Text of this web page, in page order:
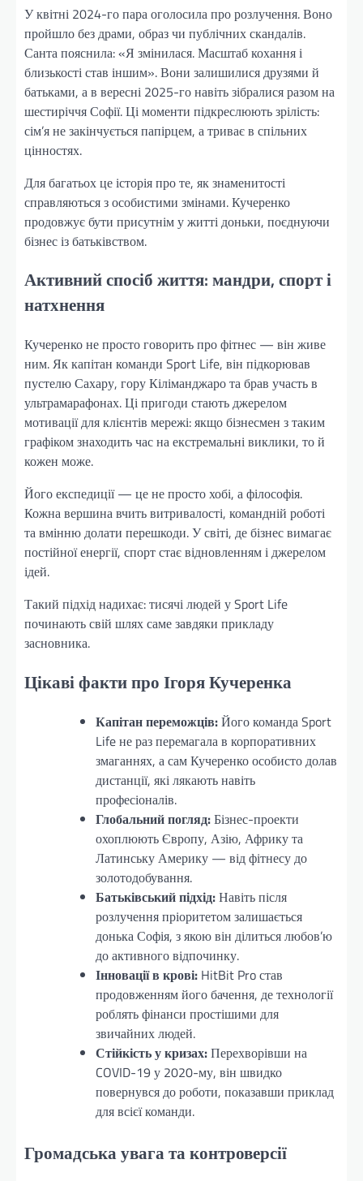
У квітні 2024-го пара оголосила про розлучення. Воно
пройшло без драми, образ чи публічних скандалів.
Санта пояснила: «Я змінилася. Масштаб кохання і
близькості став іншим». Вони залишилися друзями й
батьками, а в вересні 2025-го навіть зібралися разом на
шестиріччя Софії. Ці моменти підкреслюють зрілість:
сім’я не закінчується папірцем, а триває в спільних
цінностях.
Для багатьох це історія про те, як знаменитості
справляються з особистими змінами. Кучеренко
продовжує бути присутнім у житті доньки, поєднуючи
бізнес із батьківством.
Активний спосіб життя: мандри, спорт і
натхнення
Кучеренко не просто говорить про фітнес — він живе
ним. Як капітан команди Sport Life, він підкорював
пустелю Сахару, гору Кіліманджаро та брав участь в
ультрамарафонах. Ці пригоди стають джерелом
мотивації для клієнтів мережі: якщо бізнесмен з таким
графіком знаходить час на екстремальні виклики, то й
кожен може.
Його експедиції — це не просто хобі, а філософія.
Кожна вершина вчить витривалості, командній роботі
та вмінню долати перешкоди. У світі, де бізнес вимагає
постійної енергії, спорт стає відновленням і джерелом
ідей.
Такий підхід надихає: тисячі людей у Sport Life
починають свій шлях саме завдяки прикладу
засновника.
Цікаві факти про Ігоря Кучеренка
Капітан переможців:Його команда Sport
Life не раз перемагала в корпоративних
змаганнях, а сам Кучеренко особисто долав
дистанції, які лякають навіть
професіоналів.
Глобальний погляд:Бізнес-проекти
охоплюють Європу, Азію, Африку та
Латинську Америку — від фітнесу до
золотодобування.
Батьківський підхід:Навіть після
розлучення пріоритетом залишається
донька Софія, з якою він ділиться любов’ю
до активного відпочинку.
Інновації в крові: HitBit Pro став
продовженням його бачення, де технології
роблять фінанси простішими для
звичайних людей.
Стійкість у кризах:Перехворівши на
COVID-19 у 2020-му, він швидко
повернувся до роботи, показавши приклад
для всієї команди.
Громадська увага та контроверсії